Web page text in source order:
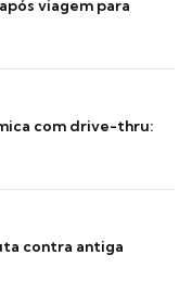
viagem para
com drive-thru:
contra antiga